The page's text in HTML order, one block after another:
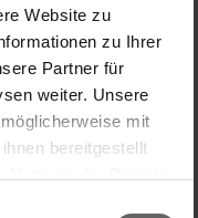
Website zu
zu Ihrer
Partner für
weiter. Unsere
mit
bereitgestellt